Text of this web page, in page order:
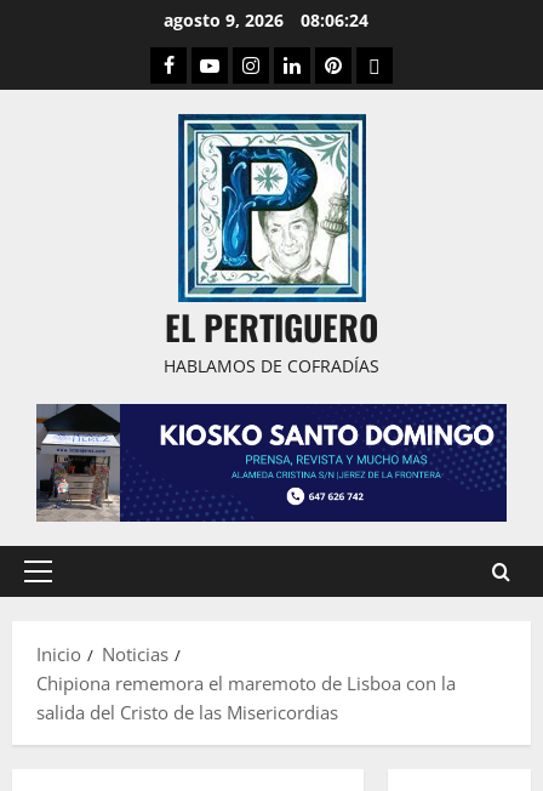
agosto 9, 2026 08:06:25
Facebook
YoutubeInstagram
LinkedPinterestDribbble
EL PERTIGUERO
HABLAMOS DE COFRADÍAS
Menú
Inicio
Noticias
Chipiona rememora el maremoto de Lisboa con la
salida del Cristo de las Misericordias